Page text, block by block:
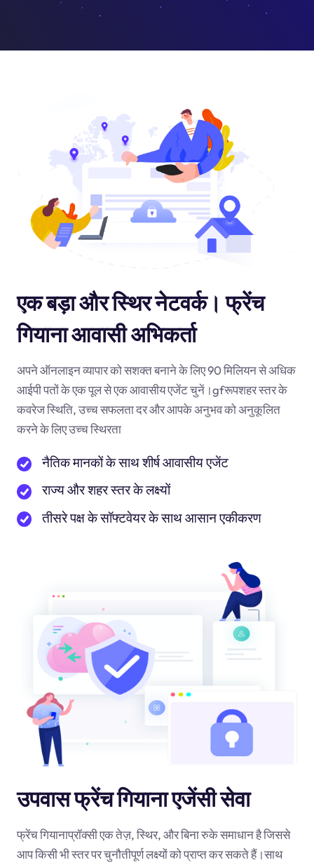
एक बड़ा और स्थिर नेटवर्क। फ्रेंच
गियाना आवासी अभिकर्ता
अपने ऑनलाइन व्यापार को सशक्त बनाने के लिए 90 मिलियन से अधिक
आईपी पतों के एक पूल से एक आवासीय एजेंट चुनें।gfरूपशहर स्तर के
कवरेज स्थिति, उच्च सफलता दर और आपके अनुभव को अनुकूलित
करने के लिए उच्च स्थिरता
नैतिक मानकों के साथ शीर्ष आवासीय एजेंट
राज्य और शहर स्तर के लक्ष्यों
तीसरे पक्ष के सॉफ्टवेयर के साथ आसान एकीकरण
उपवास फ्रेंच गियाना एजेंसी सेवा
फ्रेंच गियानाप्रॉक्सी एक तेज़, स्थिर, और बिना रुके समाधान है जिससे
आप किसी भी स्तर पर चुनौतीपूर्ण लक्ष्यों को प्राप्त कर सकते हैं।साथ